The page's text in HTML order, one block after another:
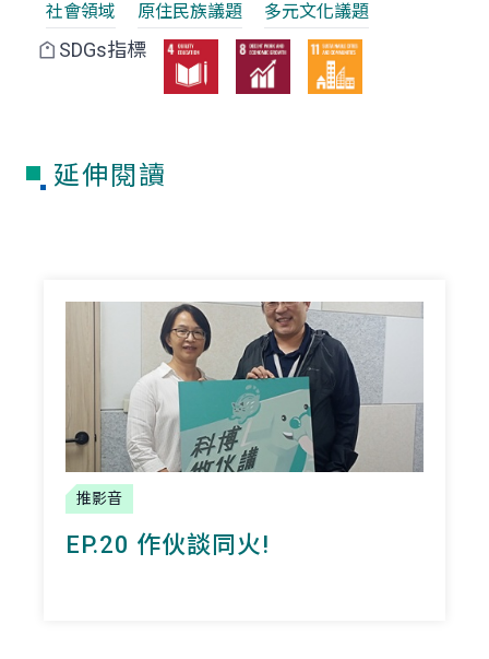
社會領域 原住民族議題 多元文化議題
SDGs指標
延伸閱讀
推影音
EP.20 作伙談同火!